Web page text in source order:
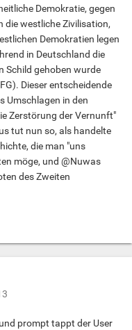
Demokratie, gegen
die westliche Zivilisation,
Demokratien legen
in Deutschland die
Schild gehoben wurde
Dieser entscheidende
Umschlagen in den
Zerstörung der Vernunft"
tut nun so, als handelte
die man "uns
möge, und @Nuwas
des Zweiten
prompt tappt der User